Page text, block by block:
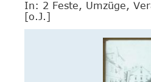
In: 2 Feste, Umzüge,
[o.J.]